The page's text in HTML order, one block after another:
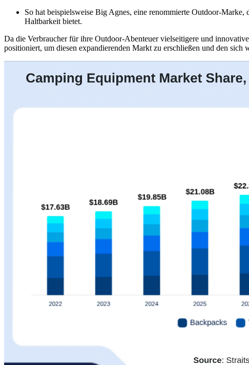
So hat beispielsweise Big Agnes, eine renommierte Outdoor-
Haltbarkeit bietet.
Da die Verbraucher für ihre Outdoor-Abenteuer vielseitigere und
positioniert, um diesen expandierenden Markt zu erschließen und den